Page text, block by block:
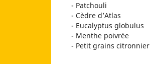
- Patchouli
- Cèdre d’Atlas
- Eucalyptus globulus
- Menthe poivrée
- Petit grains citronnier